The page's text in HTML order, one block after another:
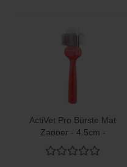
ActiVet Pro Bürste Mat
Zapper - 4,5cm -
Entfilzer